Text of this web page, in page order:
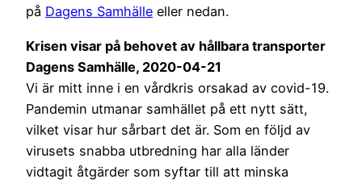
på Dagens Samhälle eller nedan.
Krisen visar på behovet av hållbara transporter
Dagens Samhälle, 2020-04-21
Vi är mitt inne i en vårdkris orsakad av covid-1­­9.
Pandemin utmanar samhället på ett nytt sätt,
vilket visar hur sårbart det är. Som en följd av
virusets snabba utbredning har alla länder
vidtagit åtgärder som syftar till att minska